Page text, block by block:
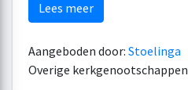
Lees meer
Aangeboden door: Stoelinga
Overige kerkgenootschappen